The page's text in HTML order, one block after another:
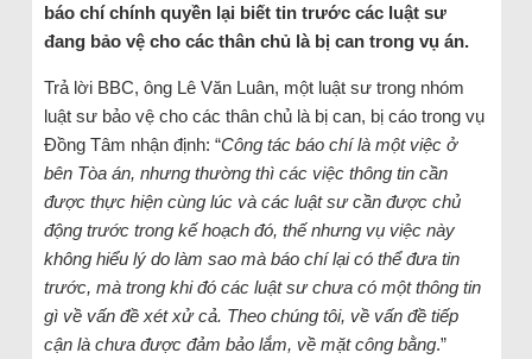
báo chí chính quyền lại biết tin trước các luật sư
đang bảo vệ cho các thân chủ là bị can trong vụ án.
Trả lời BBC, ông Lê Văn Luân, một luật sư trong nhóm
luật sư bảo vệ cho các thân chủ là bị can, bị cáo trong vụ
Đồng Tâm nhận định: “Công tác báo chí là một việc ở
bên Tòa án, nhưng thường thì các việc thông tin cần
được thực hiện cùng lúc và các luật sư cần được chủ
động trước trong kế hoạch đó, thế nhưng vụ việc này
không hiểu lý do làm sao mà báo chí lại có thể đưa tin
trước, mà trong khi đó các luật sư chưa có một thông tin
gì về vấn đề xét xử cả. Theo chúng tôi, về vấn đề tiếp
cận là chưa được đảm bảo lắm, về mặt công bằng.”